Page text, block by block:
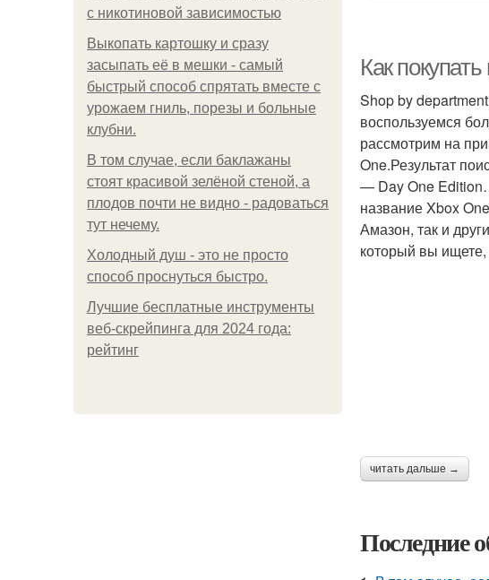
с никотиновой зависимостью
Выкопать картошку и сразу
засыпать её в мешки - самый
быстрый способ спрятать вместе с
урожаем гниль, порезы и больные
клубни.
В том случае, если баклажаны
стоят красивой зелёной стеной, а
плодов почти не видно - радоваться
тут нечему.
Холодный душ - это не просто
способ проснуться быстро.
Лучшие бесплатные инструменты
веб-скрейпинга для 2024 года:
рейтинг
Как
Shop by
воспользуемся
рассмотрим на
One.Результат
— Day One
название Xbox
Амазон, так и
который вы
читать дальше →
Последние